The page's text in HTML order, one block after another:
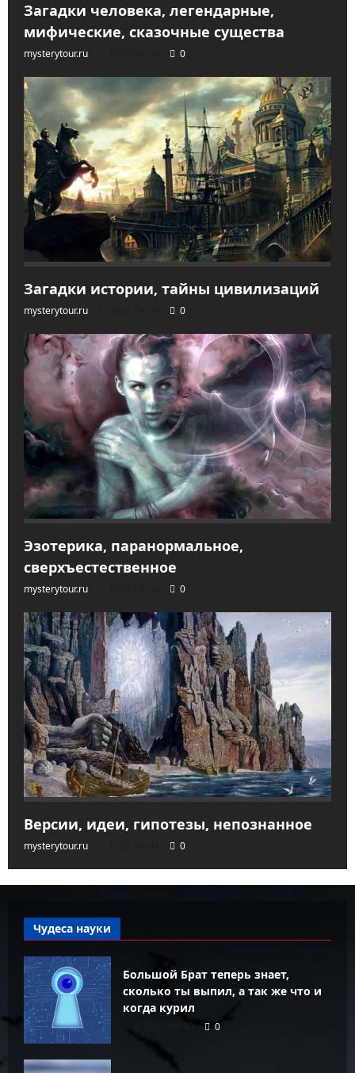
Загадки человека, легендарные,
мифические, сказочные существа
mysterytour.ru 0
Загадки истории, тайны цивилизаций
mysterytour.ru 0
Эзотерика, паранормальное,
сверхъестественное
mysterytour.ru 0
Версии, идеи, гипотезы, непознанное
mysterytour.ru 0
Чудеса науки
Большой Брат теперь знает,
сколько ты выпил, а так же что и
когда курил
2021-09-30 0